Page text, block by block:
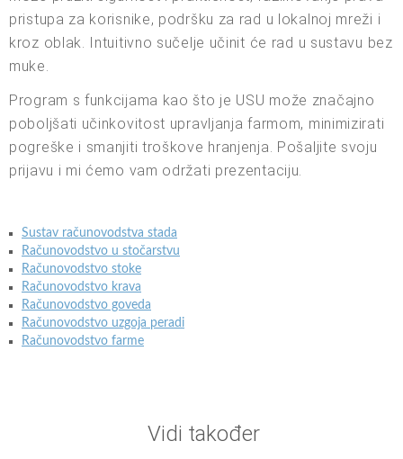
pristupa za korisnike, podršku za rad u lokalnoj mreži i
kroz oblak. Intuitivno sučelje učinit će rad u sustavu bez
muke.
Program s funkcijama kao što je USU može značajno
poboljšati učinkovitost upravljanja farmom, minimizirati
pogreške i smanjiti troškove hranjenja. Pošaljite svoju
prijavu i mi ćemo vam održati prezentaciju.
Sustav računovodstva stada
Računovodstvo u stočarstvu
Računovodstvo stoke
Računovodstvo krava
Računovodstvo goveda
Računovodstvo uzgoja peradi
Računovodstvo farme
Vidi također